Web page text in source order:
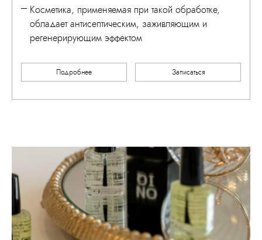
Косметика, применяемая при такой обработке,
обладает антисептическим, заживляющим и
регенерирующим эффектом
Подробнее Записаться